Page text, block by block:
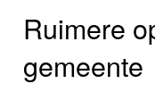
Ruimere
gemeente